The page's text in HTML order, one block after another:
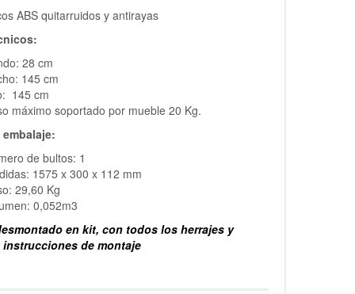
ABS quitarruidos y antirayas
28 cm
145 cm
145 cm
máximo soportado por mueble 20 Kg.
de bultos: 1
1575 x 300 x 112 mm
29,60 Kg
0,052m3
en kit, con todos los herrajes y
de montaje